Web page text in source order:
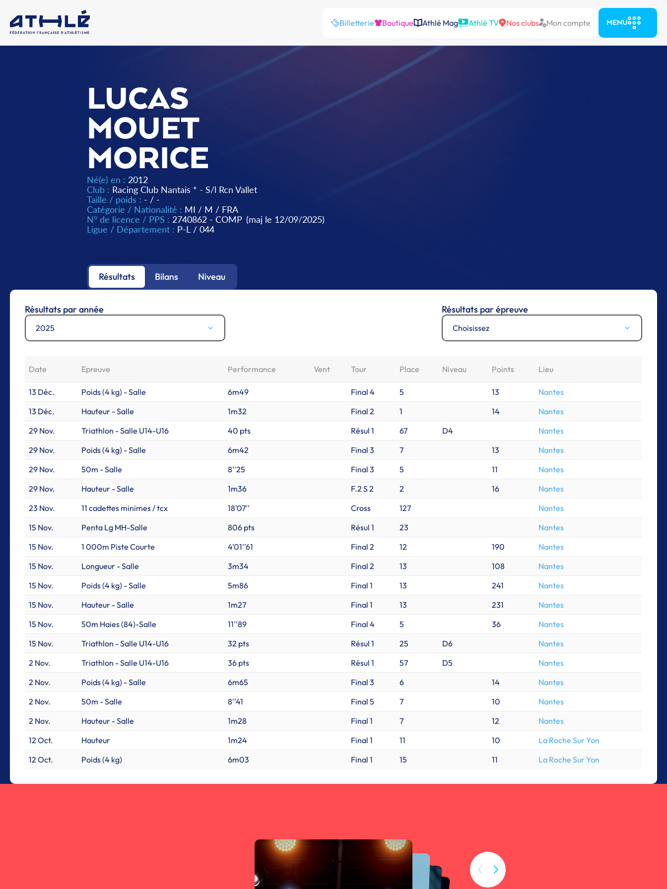
Billetterie Boutique Athlé Mag Athlé TV Nos clubs Mon compte MENU
LUCAS
MOUET
MORICE
Né(e) en : 2012
Club : Racing Club Nantais * - S/l Rcn Vallet
Taille / poids : - / -
Catégorie / Nationalité : MI / M / FRA
N° de licence / PPS : 2740862 - COMP (maj le 12/09/2025)
Ligue / Département : P-L / 044
Résultats Bilans Niveau
Résultats par année
2025
Résultats par épreuve
Choisissez
Date Epreuve Performance Vent Tour Place Niveau Points Lieu
13 Déc. Poids (4 kg) - Salle 6m49 Final 4 5 13
Nantes
13 Déc.
Hauteur - Salle 1m32 Final 2 1 14
Nantes
29 Nov.
Triathlon - Salle U14-U16 40 pts Résul 1 67 D4
Nantes
29 Nov.
Poids (4 kg) - Salle 6m42 Final 3 7 13
Nantes
29 Nov.
50m - Salle 8''25 Final 3 5 11
Nantes
29 Nov.
Hauteur - Salle 1m36 F.2 S 2 2 16
Nantes
23 Nov.
11 cadettes minimes / tcx 18'07'' Cross 127
Nantes
15 Nov.
Penta Lg MH-Salle 806 pts Résul 1 23
Nantes
15 Nov.
1 000m Piste Courte 4'01''61 Final 2 12 190
Nantes
15 Nov.
Longueur - Salle 3m34 Final 2 13 108
Nantes
15 Nov.
Poids (4 kg) - Salle 5m86 Final 1 13 241
Nantes
15 Nov.
Hauteur - Salle 1m27 Final 1 13 231
Nantes
15 Nov.
50m Haies (84)-Salle 11''89 Final 4 5 36
Nantes
15 Nov.
Triathlon - Salle U14-U16 32 pts Résul 1 25 D6
Nantes
2 Nov.
Triathlon - Salle U14-U16 36 pts Résul 1 57 D5
Nantes
2 Nov.
Poids (4 kg) - Salle 6m65 Final 3 6 14
Nantes
2 Nov.
50m - Salle 8''41 Final 5 7 10
Nantes
2 Nov.
Hauteur - Salle 1m28 Final 1 7 12
Nantes
12 Oct.
Hauteur 1m24 Final 1 11 10
La Roche Sur Yon
12 Oct.
Poids (4 kg) 6m03 Final 1 15 11 La Roche Sur Yon